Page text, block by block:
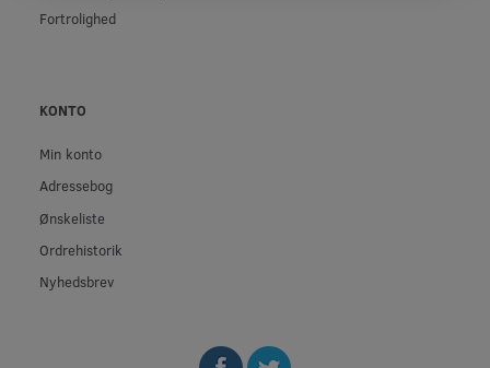
Fortrolighed
KONTO
Min konto
Adressebog
Ønskeliste
Ordrehistorik
Nyhedsbrev